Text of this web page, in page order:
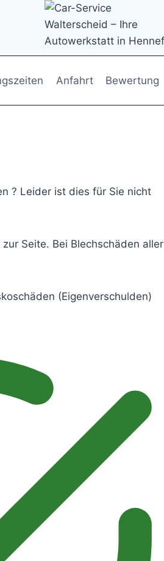
Anfahrt Bewertung
? Leider ist dies für Sie nicht
Seite. Bei Blechschäden aller
(Eigenverschulden)